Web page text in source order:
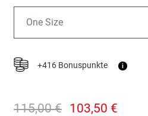
One Size
+416 Bonuspunkte i
115,00 € 103,50 €